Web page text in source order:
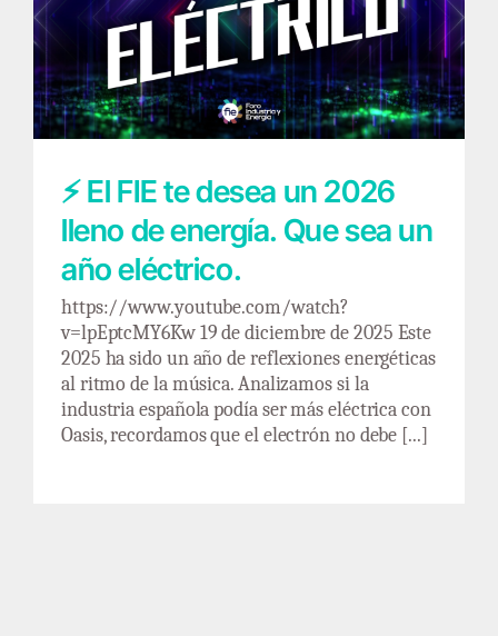
⚡ El FIE te desea un 2026 lleno de energía.
Que sea un año eléctrico.
⚡ El FIE te desea un 2026
lleno de energía. Que sea un
año eléctrico.
https://www.youtube.com/watch?
v=lpEptcMY6Kw 19 de diciembre de 2025 Este
2025 ha sido un año de reflexiones energéticas
al ritmo de la música. Analizamos si la
industria española podía ser más eléctrica con
Oasis, recordamos que el electrón no debe [...]